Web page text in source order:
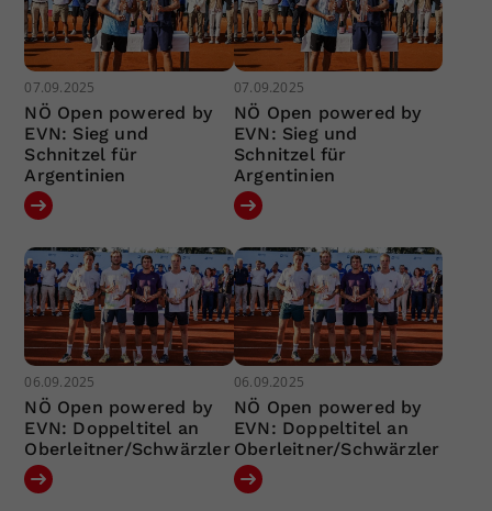
07.09.2025
NÖ Open powered by
EVN: Sieg und
Schnitzel für
Argentinien
07.09.2025
NÖ Open powered by
EVN: Sieg und
Schnitzel für
Argentinien
06.09.2025
NÖ Open powered by
EVN: Doppeltitel an
Oberleitner/Schwärzler
06.09.2025
NÖ Open powered by
EVN: Doppeltitel an
Oberleitner/Schwärzler